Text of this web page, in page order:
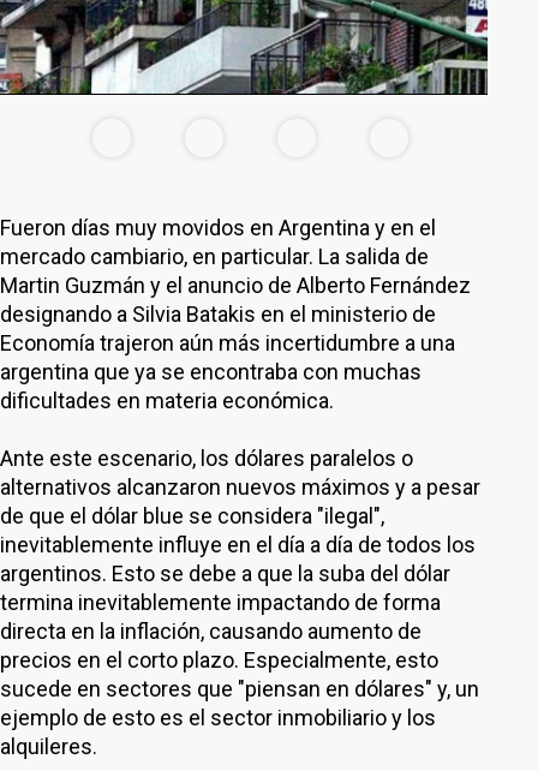
Fueron días muy movidos en Argentina y en el
mercado cambiario, en particular. La salida de
Martin Guzmán y el anuncio de Alberto Fernández
designando a Silvia Batakis en el ministerio de
Economía trajeron aún más incertidumbre a una
argentina que ya se encontraba con muchas
dificultades en materia económica.
Ante este escenario, los dólares paralelos o
alternativos alcanzaron nuevos máximos y a pesar
de que el dólar blue se considera "ilegal",
inevitablemente influye en el día a día de todos los
argentinos. Esto se debe a que la suba del dólar
termina inevitablemente impactando de forma
directa en la inflación, causando aumento de
precios en el corto plazo. Especialmente, esto
sucede en sectores que "piensan en dólares" y, un
ejemplo de esto es el sector inmobiliario y los
alquileres.